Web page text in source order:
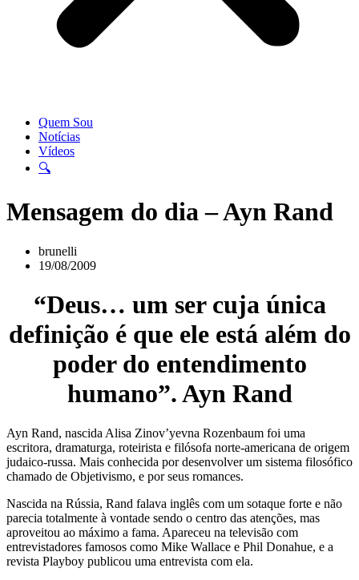
Quem Sou
Notícias
Vídeos
🔍
Mensagem do dia – Ayn Rand
brunelli
19/08/2009
“Deus… um ser cuja única
definição é que ele está além do
poder do entendimento
humano”. Ayn Rand
Ayn Rand, nascida Alisa Zinov’yevna Rozenbaum foi uma
escritora, dramaturga, roteirista e filósofa norte-americana de origem
judaico-russa. Mais conhecida por desenvolver um sistema filosófico
chamado de Objetivismo, e por seus romances.
Nascida na Rússia, Rand falava inglês com um sotaque forte e não
parecia totalmente à vontade sendo o centro das atenções, mas
aproveitou ao máximo a fama. Apareceu na televisão com
entrevistadores famosos como Mike Wallace e Phil Donahue, e a
revista Playboy publicou uma entrevista com ela.